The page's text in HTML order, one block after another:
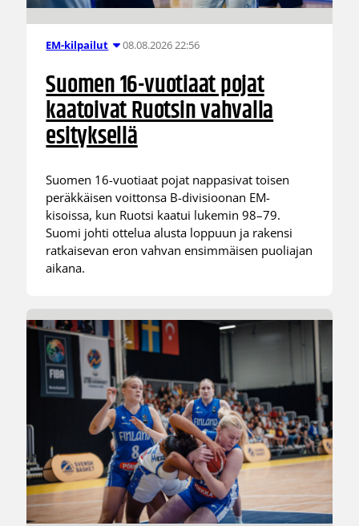
EM-kilpailut 08.08.2026 22:56
Suomen 16-vuotiaat pojat
kaatoivat Ruotsin vahvalla
esityksellä
Suomen 16-vuotiaat pojat nappasivat toisen
peräkkäisen voittonsa B-divisioonan EM-
kisoissa, kun Ruotsi kaatui lukemin 98–79.
Suomi johti ottelua alusta loppuun ja rakensi
ratkaisevan eron vahvan ensimmäisen puoliajan
aikana.